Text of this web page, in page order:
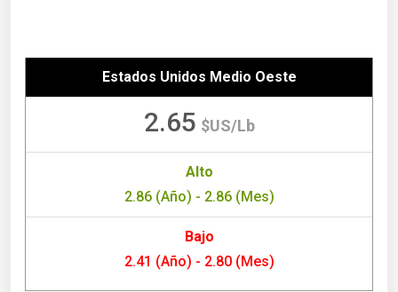
Estados Unidos Medio Oeste
2.65 $US/Lb
Alto
2.86 (Año) - 2.86 (Mes)
Bajo
2.41 (Año) - 2.80 (Mes)